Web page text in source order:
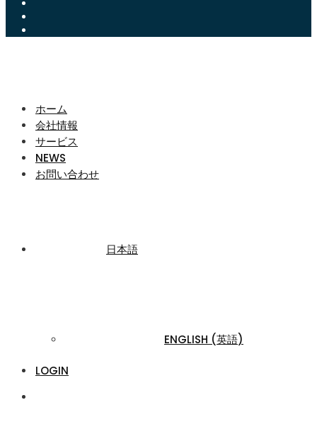
ホーム
会社情報
サービス
NEWS
お問い合わせ
日本語
ENGLISH (英語)
LOGIN